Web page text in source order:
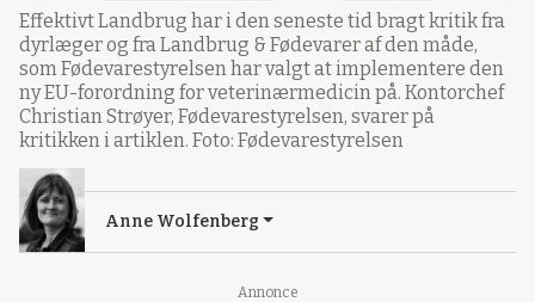
Annonce
Effektivt Landbrug har i den seneste tid bragt kritik fra
dyrlæger og fra Landbrug & Fødevarer af den måde,
som Fødevarestyrelsen har valgt at implementere den
ny EU-forordning for veterinærmedicin på. Kontorchef
Christian Strøyer, Fødevarestyrelsen, svarer på
kritikken i artiklen. Foto: Fødevarestyrelsen
Anne Wolfenberg